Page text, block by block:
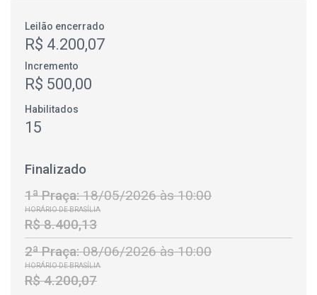
Leilão encerrado
R$ 4.200,07
Incremento
R$ 500,00
Habilitados
15
Finalizado
1ª Praça:18/05/2026 às 10:00
HORÁRIO DE BRASÍLIA
R$ 8.400,13
2ª Praça:08/06/2026 às 10:00
HORÁRIO DE BRASÍLIA
R$ 4.200,07